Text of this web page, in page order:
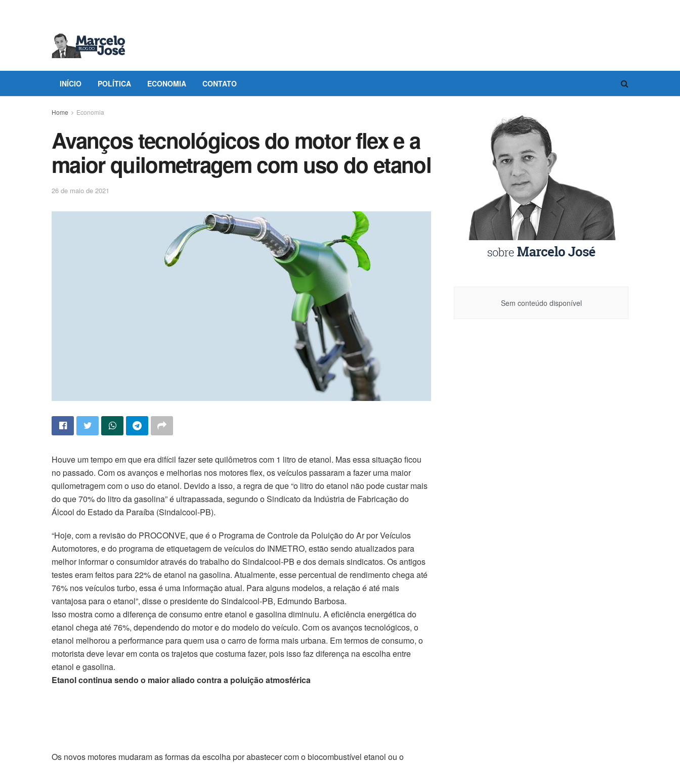
INÍCIO POLÍTICA ECONOMIA CONTATO
Home Economia
Avanços tecnológicos do motor flex e a
maior quilometragem com uso do etanol
26 de maio de 2021
Houve um tempo em que era difícil fazer sete quilômetros com 1 litro de etanol. Mas essa situação ficou
no passado. Com os avanços e melhorias nos motores flex, os veículos passaram a fazer uma maior
quilometragem com o uso do etanol. Devido a isso, a regra de que “o litro do etanol não pode custar mais
do que 70% do litro da gasolina” é ultrapassada, segundo o Sindicato da Indústria de Fabricação do
Álcool do Estado da Paraíba (Sindalcool-PB).
“Hoje, com a revisão do PROCONVE, que é o Programa de Controle da Poluição do Ar por Veículos
Automotores, e do programa de etiquetagem de veículos do INMETRO, estão sendo atualizados para
melhor informar o consumidor através do trabalho do Sindalcool-PB e dos demais sindicatos. Os antigos
testes eram feitos para 22% de etanol na gasolina. Atualmente, esse percentual de rendimento chega até
76% nos veículos turbo, essa é uma informação atual. Para alguns modelos, a relação é até mais
vantajosa para o etanol”, disse o presidente do Sindalcool-PB, Edmundo Barbosa.
Isso mostra como a diferença de consumo entre etanol e gasolina diminuiu. A eficiência energética do
etanol chega até 76%, dependendo do motor e do modelo do veículo. Com os avanços tecnológicos, o
etanol melhorou a performance para quem usa o carro de forma mais urbana. Em termos de consumo, o
motorista deve levar em conta os trajetos que costuma fazer, pois isso faz diferença na escolha entre
etanol e gasolina.
Etanol continua sendo o maior aliado contra a poluição atmosférica
Os novos motores mudaram as formas da escolha por abastecer com o biocombustível etanol ou o
Sem conteúdo disponível